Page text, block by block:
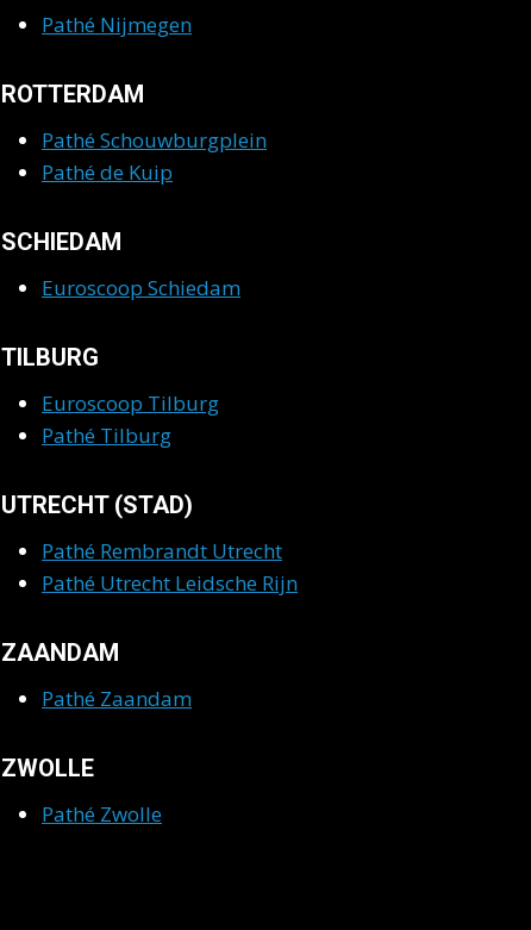
Pathé Nijmegen
ROTTERDAM
Pathé Schouwburgplein
Pathé de Kuip
SCHIEDAM
Euroscoop Schiedam
TILBURG
Euroscoop Tilburg
Pathé Tilburg
UTRECHT (STAD)
Pathé Rembrandt Utrecht
Pathé Utrecht Leidsche Rijn
ZAANDAM
Pathé Zaandam
ZWOLLE
Pathé Zwolle